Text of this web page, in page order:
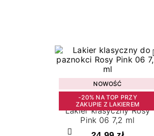
NOWOŚĆ
-20% NA TOP PRZY
ZAKUPIE Z LAKIEREM
Lakier klasyczny Rosy
Pink 06 7,2 ml